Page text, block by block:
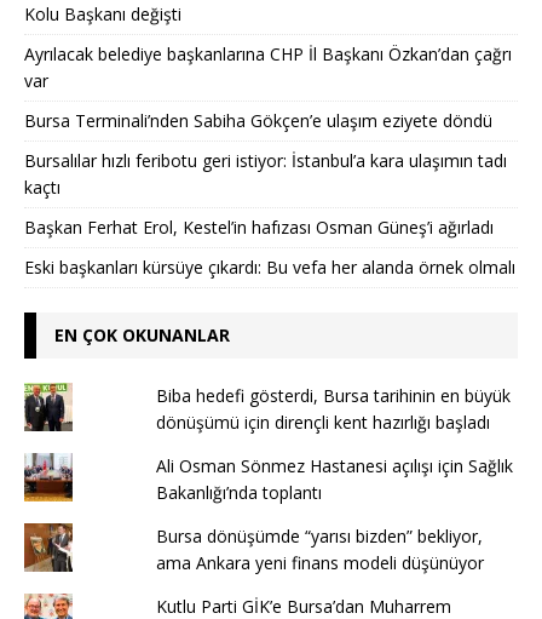
Kolu Başkanı değişti
Ayrılacak belediye başkanlarına CHP İl Başkanı Özkan’dan çağrı
var
Bursa Terminali’nden Sabiha Gökçen’e ulaşım eziyete döndü
Bursalılar hızlı feribotu geri istiyor: İstanbul’a kara ulaşımın tadı
kaçtı
Başkan Ferhat Erol, Kestel’in hafızası Osman Güneş’i ağırladı
Eski başkanları kürsüye çıkardı: Bu vefa her alanda örnek olmalı
EN ÇOK OKUNANLAR
Biba hedefi gösterdi, Bursa tarihinin en büyük
dönüşümü için dirençli kent hazırlığı başladı
Ali Osman Sönmez Hastanesi açılışı için Sağlık
Bakanlığı’nda toplantı
Bursa dönüşümde “yarısı bizden” bekliyor,
ama Ankara yeni finans modeli düşünüyor
Kutlu Parti GİK’e Bursa’dan Muharrem